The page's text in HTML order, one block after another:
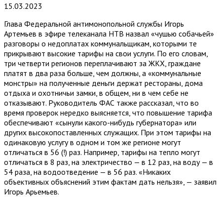
15.03.2023
Глава Федеральной антимонопольной службы Игорь
Артемьев в эфире телеканала НТВ назвал «чушью собачьей»
разговоры о недоплатах коммунальщикам, которыми те
прикрывают высокие тарифы на свои услуги. По его словам,
три четверти регионов переплачивают за ЖКХ, граждане
платят в два раза больше, чем должны, а «коммунальные
монстры» на полученные деньги держат рестораны, дома
отдыха и охотничьи замки, в общем, ни в чем себе не
отказывают. Руководитель ФАС также рассказал, что во
время проверок нередко выясняется, что повышение тарифа
обеспечивают «сынули какого-нибудь губернатора» или
других высокопоставленных служащих. При этом тарифы на
одинаковую услугу в одном и том же регионе могут
отличаться в 56 (!) раз. Например, тарифы на тепло могут
отличаться в 8 раз, на электричество — в 12 раз, на воду — в
54 раза, на водоотведение — в 56 раз. «Никаких
объективных объяснений этим фактам дать нельзя», — заявил
Игорь Арьемьев.